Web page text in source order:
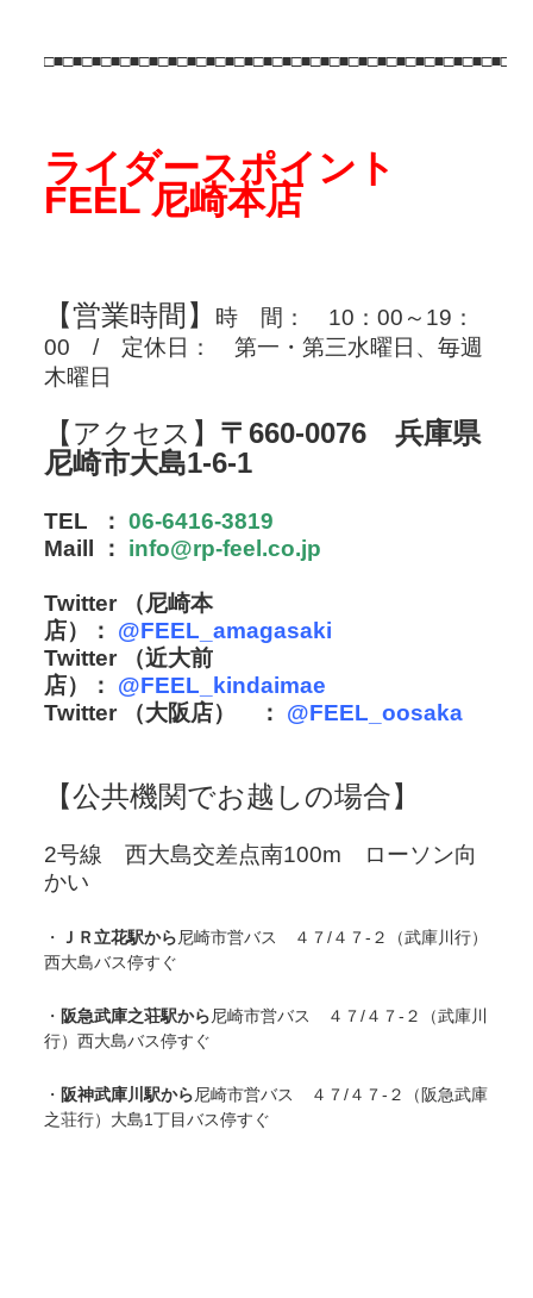
ライダースポイント
FEEL 尼崎本店
【営業時間】 時 間： 10：00～19：
00 / 定休日： 第一・第三水曜日、毎週
木曜日
【アクセス】 〒660-0076 兵庫県
尼崎市大島1-6-1
TEL ：06-6416-3819
Maill ： info@rp-feel.co.jp
Twitter （尼崎本
店）： @FEEL_amagasaki
Twitter （近大前
店）： @FEEL_kindaimae
Twitter （大阪店） ：
@FEEL_oosaka
【公共機関でお越しの場合】
2号線 西大島交差点南100m ローソン向
かい
・ ＪＲ立花駅から尼崎市営バス ４７/４７-２（武庫川行）
西大島バス停すぐ
・ 阪急武庫之荘駅から尼崎市営バス ４７/４７-２（武庫川
行）西大島バス停すぐ
・ 阪神武庫川駅から尼崎市営バス ４７/４７-２（阪急武庫
之荘行）大島1丁目バス停すぐ